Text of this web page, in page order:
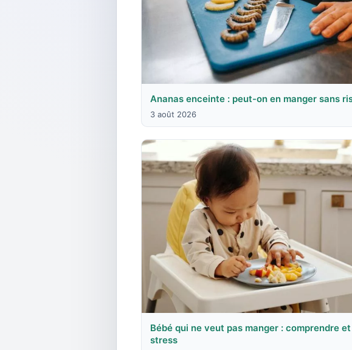
Ananas enceinte : peut-on en manger sans
3 août 2026
Bébé qui ne veut pas manger : comprendre
stress